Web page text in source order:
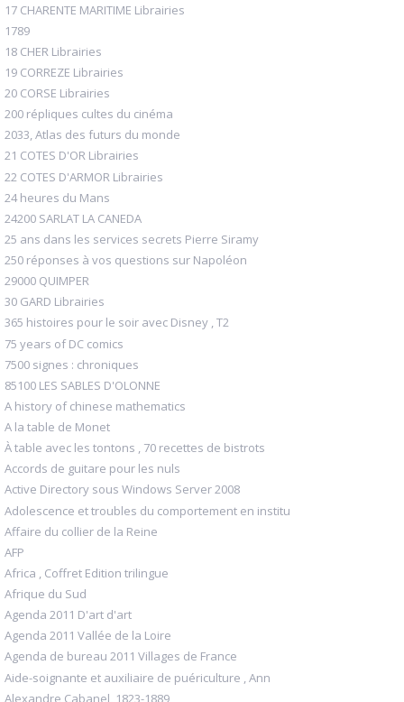
17 CHARENTE MARITIME Librairies
1789
18 CHER Librairies
19 CORREZE Librairies
20 CORSE Librairies
200 répliques cultes du cinéma
2033, Atlas des futurs du monde
21 COTES D'OR Librairies
22 COTES D'ARMOR Librairies
24 heures du Mans
24200 SARLAT LA CANEDA
25 ans dans les services secrets Pierre Siramy
250 réponses à vos questions sur Napoléon
29000 QUIMPER
30 GARD Librairies
365 histoires pour le soir avec Disney , T2
75 years of DC comics
7500 signes : chroniques
85100 LES SABLES D'OLONNE
A history of chinese mathematics
A la table de Monet
À table avec les tontons , 70 recettes de bistrots
Accords de guitare pour les nuls
Active Directory sous Windows Server 2008
Adolescence et troubles du comportement en institu
Affaire du collier de la Reine
AFP
Africa , Coffret Edition trilingue
Afrique du Sud
Agenda 2011 D'art d'art
Agenda 2011 Vallée de la Loire
Agenda de bureau 2011 Villages de France
Aide-soignante et auxiliaire de puériculture , Ann
Alexandre Cabanel, 1823-1889